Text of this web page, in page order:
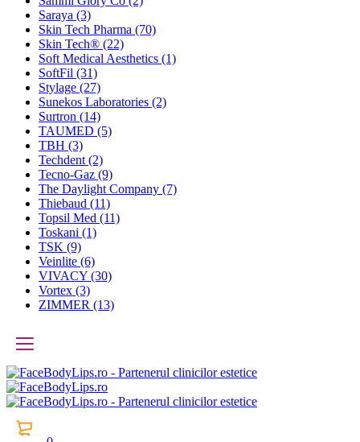
Saraya (3)
Skin Tech Pharma (70)
Skin Tech® (22)
Soft Medical Aesthetics (1)
SoftFil (31)
Stylage (27)
Sunekos Laboratories (2)
Surtron (14)
TAUMED (5)
TBH (3)
Techdent (2)
Tecno-Gaz (9)
The Daylight Company (7)
Thiebaud (11)
Topsil Med (11)
Toskani (1)
TSK (9)
Veinlite (6)
VIVACY (30)
Vortex (3)
ZIMMER (13)